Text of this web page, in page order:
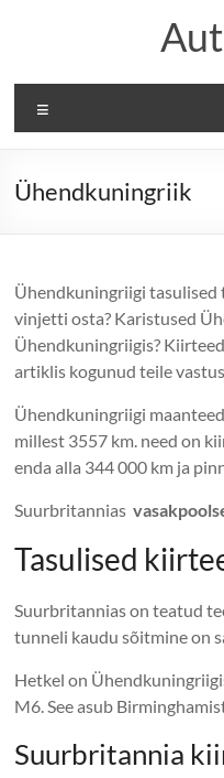
Ühendkuningriik
Ühendkuningriigi tasulised
vinjetti osta? Karistused
Ühendkuningriigis?
artiklis kogunud teile
Ühendkuningriigi
millest 3557 km. need on
enda alla 344 000 km ja
Suurbritannias
Tasulised
Suurbritannias on teatud
tunneli kaudu sõitmine on
Hetkel on
M6. See asub
Suurbritannia